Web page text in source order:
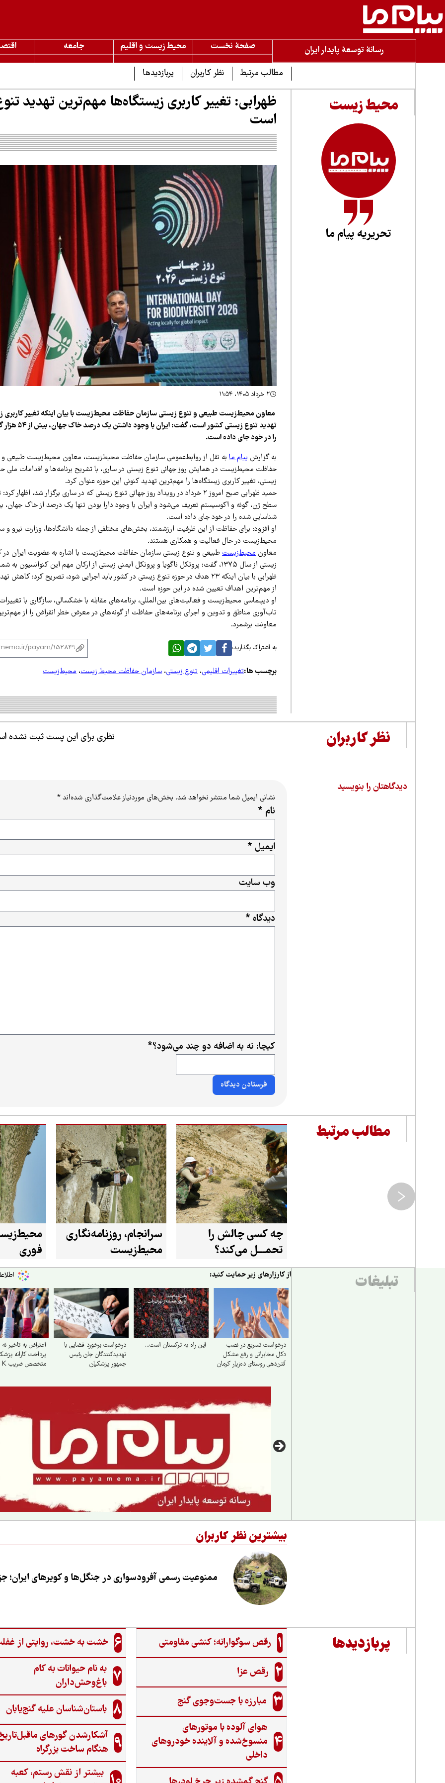
رسانۀ توسعۀ پایدار ایران صفحۀ نخست محیط زیست و اقلیم جامعه
مطالب مرتبط نظر کاربران پربازدیدها
محیط زیست
تحریریه پیام ما
ظهرابی: تغییر کاربری زیستگاه‌ها مهم‌ترین تهدید
است
۲ خرداد ۱۴۰۵، ۱۱:۵۴
معاون محیط‌زیست طبیعی و تنوع زیستی سازمان حفاظت محیط‌زیست با بیان اینکه تغییر کاربری
تهدید تنوع زیستی کشور
را در خود جای داده است.
به گزارشپیام مابه نقل از روابط‌عمومی سازمان حفاظت محیط‌زیست، معاون محیط‌زیست طبیعی و
حفاظت محیط‌زیست در همایش روز جهانی تنوع زیستی در ساری، با تشریح برنامه‌ها و اقدامات ملی
زیستی، تغییر کاربری زیستگاه‌ها را مهم‌ترین تهدید کنونی این حوزه عنوان کرد.
حمید ظهرابی صبح امروز ۲ خرداد در رویداد روز جهانی تنوع زیستی که در ساری برگزار شد،
شناسایی شده را در خود جای داده است.
او افزود: برای حفاظت از این ظرفیت ارزشمند، بخش‌های مختلفی از جمله دانشگاه‌ها، وزارت نیرو
محیط‌زیست در حال فعالیت و همکاری هستند.
معاونمحیط‌زیستطبیعی و تنوع زیستی سازمان حفاظت محیط‌زیست با اشاره به عضویت ایران در
زیستی از سال ۱۳۷۵، گفت: پروتکل ناگویا و پروتکل ایمنی زیستی از ارکان مهم این کنوانسیون به شمار می‌روند.
ظهرابی با بیان اینکه ۲۳ هدف در حوزه تنوع زیستی در کشور باید اجرایی شود، تصریح کرد:
از مهم‌ترین اهداف تعیین شده در این حوزه است.
او دیپلماسی محیط‌زیست و فعالیت‌های بین‌المللی، برنامه‌های مقابله با خشکسالی، سازگاری با
تاب‌آوری مناطق و تدوین و اجرای برنامه‌های حفاظت از گونه‌های در معرض خطر انقراض را از
معاونت برشمرد.
به اشتراک بگذارید:
برچسب ها:تغییرات اقلیمی،تنوع زیستی،سازمان حفاظت محیط زیست،محیط‌زیست
نظر کاربران نظری برای این پست ثبت نشده
دیدگاهتان را بنویسید
نشانی ایمیل شما منتشر نخواهد شد. بخش‌های موردنیاز علامت‌گذاری شده‌اند*
دیدگاه *
نام *
ایمیل *
وب‌ سایت
کپچا: نه به اضافه دو چند می‌شود؟*
مطالب مرتبط
چه کسی چالش را
تحمـــل می‌کند؟
سرانجام، روزنامه‌نگاری
محیط‌زیست
فوری
تبلیغات از کارزارهای زیر حمایت کنید:
درخواست تسریع در نصب
دکل مخابراتی و رفع مشکل
آنتن‌دهی روستای ده‌زیار کرمان
این راه به ترکستان است...
درخواست برخورد قضایی با
تهدید‌کنندگان جان رئیس
جمهور پزشکیان
اعتراض به تاخیر
پرداخت کارانه
متخصص ضریب K
بیشترین نظر کاربران
ممنوعیت رسمی آفرودسواری در جنگل‌ها و کویرهای ایران؛
پربازدیدها 1 رقص سوگوارانه؛ کنشی مقاومتی
2 رقص عزا
3 مبارزه با جست‌وجوی گنج‌
4
هوای آلوده با موتورهای
منسوخ‌شده و آلاینده خودروهای
داخلی
6 خشت به خشت، روایتی از
7 به نام حیوانات به کام
باغ‌وحش‌داران
8 باستان‌شناسان علیه گنج‌یابان
9 آشکارشدن گورهای
هنگام ساخت بزرگراه
بیشتر از نقش رستم، کعبه